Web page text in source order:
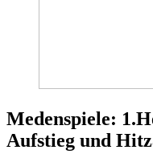
Medenspiele:
Aufstieg und